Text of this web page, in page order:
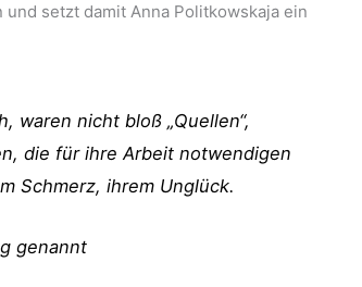
setzt damit Anna Politkowskaja ein
waren nicht bloß „Quellen“,
die für ihre Arbeit notwendigen
Schmerz, ihrem Unglück.
genannt